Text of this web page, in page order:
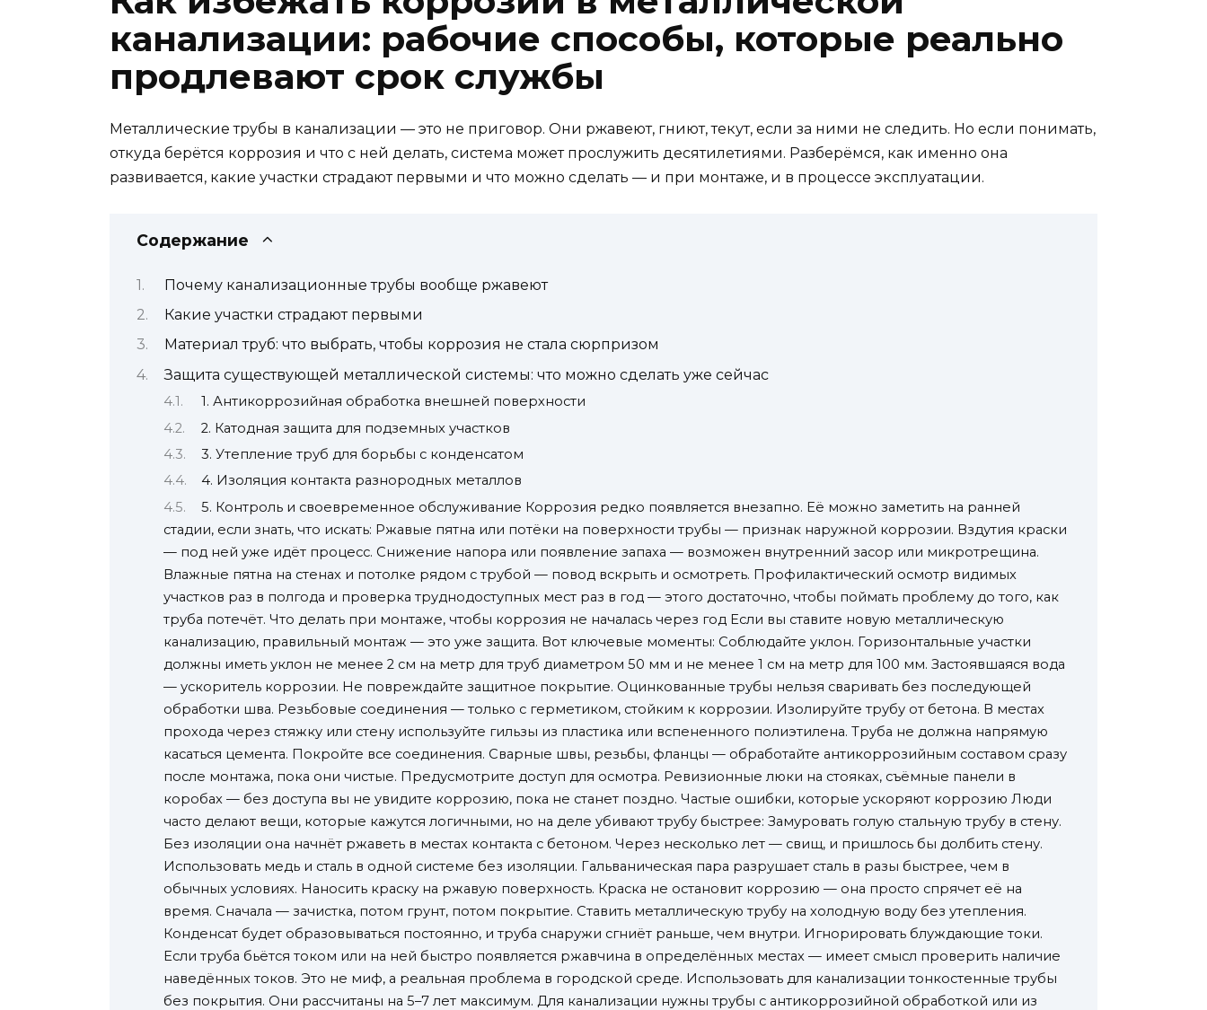
канализации: рабочие способы, которые реально
продлевают срок службы
Металлические трубы в канализации — это не приговор. Они ржавеют, гниют, текут, если за ними не следить. Но если понимать,
откуда берётся коррозия и что с ней делать, система может прослужить десятилетиями. Разберёмся, как именно она
развивается, какие участки страдают первыми и что можно сделать — и при монтаже, и в процессе эксплуатации.
Содержание
Почему канализационные трубы вообще ржавеют
Какие участки страдают первыми
Материал труб: что выбрать, чтобы коррозия не стала сюрпризом
Защита существующей металлической системы: что можно сделать уже сейчас
1. Антикоррозийная обработка внешней поверхности
2. Катодная защита для подземных участков
3. Утепление труб для борьбы с конденсатом
4. Изоляция контакта разнородных металлов
5. Контроль и своевременное обслуживание Коррозия редко появляется внезапно. Её можно заметить на ранней
стадии, если знать, что искать: Ржавые пятна или потёки на поверхности трубы — признак наружной коррозии. Вздутия краски
— под ней уже идёт процесс. Снижение напора или появление запаха — возможен внутренний засор или микротрещина.
Влажные пятна на стенах и потолке рядом с трубой — повод вскрыть и осмотреть. Профилактический осмотр видимых
участков раз в полгода и проверка труднодоступных мест раз в год — этого достаточно, чтобы поймать проблему до того, как
труба потечёт. Что делать при монтаже, чтобы коррозия не началась через год Если вы ставите новую металлическую
канализацию, правильный монтаж — это уже защита. Вот ключевые моменты: Соблюдайте уклон. Горизонтальные участки
должны иметь уклон не менее 2 см на метр для труб диаметром 50 мм и не менее 1 см на метр для 100 мм. Застоявшаяся вода
— ускоритель коррозии. Не повреждайте защитное покрытие. Оцинкованные трубы нельзя сваривать без последующей
обработки шва. Резьбовые соединения — только с герметиком, стойким к коррозии. Изолируйте трубу от бетона. В местах
прохода через стяжку или стену используйте гильзы из пластика или вспененного полиэтилена. Труба не должна напрямую
касаться цемента. Покройте все соединения. Сварные швы, резьбы, фланцы — обработайте антикоррозийным составом сразу
после монтажа, пока они чистые. Предусмотрите доступ для осмотра. Ревизионные люки на стояках, съёмные панели в
коробах — без доступа вы не увидите коррозию, пока не станет поздно. Частые ошибки, которые ускоряют коррозию Люди
часто делают вещи, которые кажутся логичными, но на деле убивают трубу быстрее: Замуровать голую стальную трубу в стену.
Без изоляции она начнёт ржаветь в местах контакта с бетоном. Через несколько лет — свищ, и пришлось бы долбить стену.
Использовать медь и сталь в одной системе без изоляции. Гальваническая пара разрушает сталь в разы быстрее, чем в
обычных условиях. Наносить краску на ржавую поверхность. Краска не остановит коррозию — она просто спрячет её на
время. Сначала — зачистка, потом грунт, потом покрытие. Ставить металлическую трубу на холодную воду без утепления.
Конденсат будет образовываться постоянно, и труба снаружи сгниёт раньше, чем внутри. Игнорировать блуждающие токи.
Если труба бьётся током или на ней быстро появляется ржавчина в определённых местах — имеет смысл проверить наличие
наведённых токов. Это не миф, а реальная проблема в городской среде. Использовать для канализации тонкостенные трубы
без покрытия. Они рассчитаны на 5–7 лет максимум. Для канализации нужны трубы с антикоррозийной обработкой или из